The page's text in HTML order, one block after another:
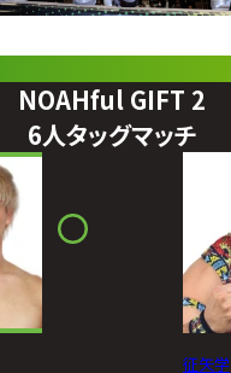
NOAHful GIFT 2
6人タッグマッチ
征矢学